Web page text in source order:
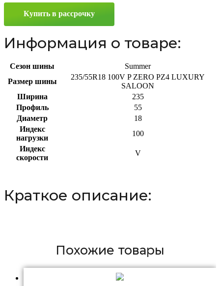
LUXURY
235/55
100V
Купить в рассрочку
Информация о товаре:
Сезон шины
Summer
Размер шины
235/55R18 100V P ZERO PZ4 LUXURY
SALOON
Ширина
235
Профиль
55
Диаметр
18
Индекс
нагрузки
100
Индекс
скорости
V
Краткое описание:
Похожие товары